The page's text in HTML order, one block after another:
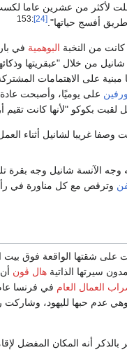
لأكثر من عشرين عاما
أفسج حياتها". [24]
:153
كانت من النخبة البوهمية في
من خلال "عبقريتها
على يوميًا، وأصبحت عادة
بكوكو "لأنها كانت تقيم
غريبا لشانيل أثناء
وجه الآنسة شانيل وجه
وترقص مع كل مناورة في
سيرتها الذاتية هال ڤون
العمال العام
حبها لليهود، وشاركت
بالذكر أنه المكان المفضل